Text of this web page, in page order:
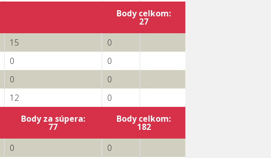
Body celkom:
27
15
0
0
0
0
0
12
0
Body za súpera:
77
Body celkom:
182
0
0